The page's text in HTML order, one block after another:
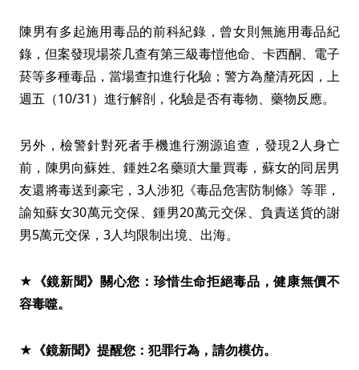
陳男有多起施用毒品的前科紀錄，曾女則無施用毒品紀
錄，但案發現場茶几查有第三級毒愷他命、卡西酮、電子
菸等多種毒品，當場查扣進行化驗；警方為釐清死因，上
週五（10/31）進行解剖，化驗是否有毒物、藥物反應。
另外，檢警針對死者手機進行溯源追查，發現2人身亡
前，陳男向蘇姓、鍾姓2名藥頭大量買毒，蘇女的同居男
友還將毒送到豪宅，3人涉犯《毒品危害防制條》等罪，
諭知蘇女30萬元交保、鍾男20萬元交保、負責送貨的謝
男5萬元交保，3人均限制出境、出海。
★《鏡新聞》關心您：珍惜生命拒絕毒品，健康無價不
容毒噬。
★《鏡新聞》提醒您：犯罪行為，請勿模仿。